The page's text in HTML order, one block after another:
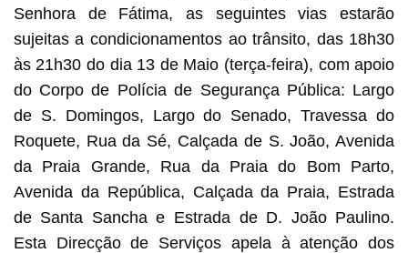
Senhora de Fátima, as seguintes vias estarão
sujeitas a condicionamentos ao trânsito, das 18h30
às 21h30 do dia 13 de Maio (terça-feira), com apoio
do Corpo de Polícia de Segurança Pública: Largo
de S. Domingos, Largo do Senado, Travessa do
Roquete, Rua da Sé, Calçada de S. João, Avenida
da Praia Grande, Rua da Praia do Bom Parto,
Avenida da República, Calçada da Praia, Estrada
de Santa Sancha e Estrada de D. João Paulino.
Esta Direcção de Serviços apela à atenção dos